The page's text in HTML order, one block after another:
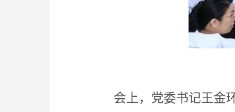
会上，党委书记王金